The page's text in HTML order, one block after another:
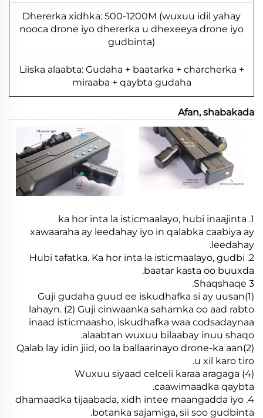
Dhererka xidhka: 500-1200M (wuxuu idil yahay
nooca drone iyo dhererka u dhexeeya drone iyo
gudbinta)
Liiska alaabta: Gudaha + baatarka + charcherka +
miraaba + qaybta gudaha
Afan, shabakada
1. ka hor inta la isticmaalayo, hubi inaajinta
xawaaraha ay leedahay iyo in qalabka caabiya ay
leedahay.
2. Hubi tafatka. Ka hor inta la isticmaalayo, gudbi
baatar kasta oo buuxda.
3 Shaqshaqe.
(1)Guji gudaha guud ee iskudhafka si ay uusan
lahayn. (2) Guji cinwaanka sahamka oo aad rabto
inaad isticmaasho, iskudhafka waa codsadaynaa
alaabtan wuxuu bilaabay inuu shaqo.
(2)Qalab lay idin jiid, oo la ballaarinayo drone-ka aan
u xil karo tiro.
(4) Wuxuu siyaad celceli karaa aragaga
caawimaadka qaybta.
4. dhamaadka tijaabada, xidh intee maangadda iyo
botanka sajamiga, sii soo gudbinta.